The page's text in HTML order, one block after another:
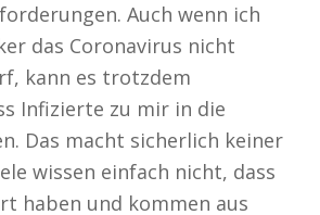
Auch wenn ich
das Coronavirus nicht
kann es trotzdem
Infizierte zu mir in die
Das macht sicherlich keiner
wissen einfach nicht, dass
haben und kommen aus